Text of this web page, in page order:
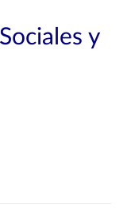
y